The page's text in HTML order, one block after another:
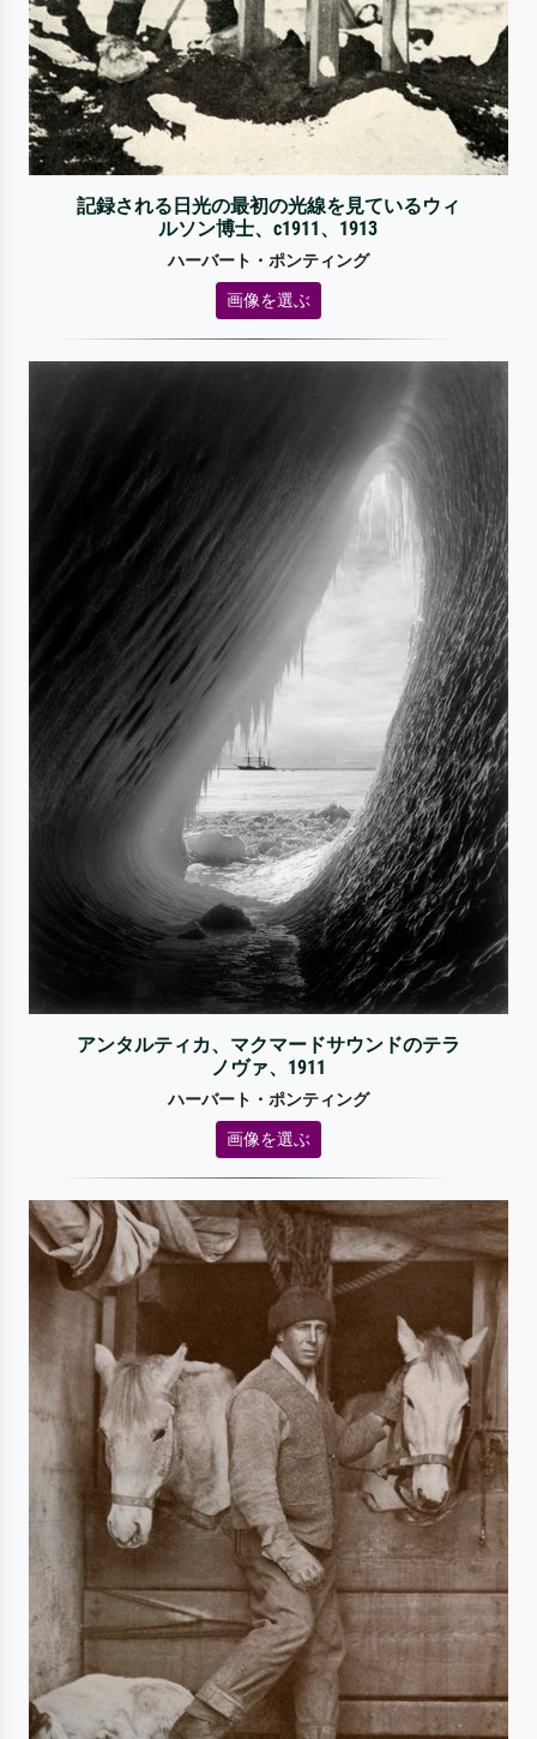
記録される日光の最初の光線を見ているウィ
ルソン博士、c1911、1913
ハーバート・ポンティング
画像を選ぶ
アンタルティカ、マクマードサウンドのテラ
ノヴァ、1911
ハーバート・ポンティング
画像を選ぶ